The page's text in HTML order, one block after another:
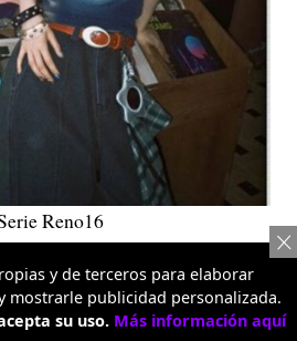
Reno16
de Fotos, y de manera nativa,
herramientas impulsadas por IA
más dinámica y
y de terceros para elaborar
mostrarle publicidad personalizada.
su uso. Más información aquí